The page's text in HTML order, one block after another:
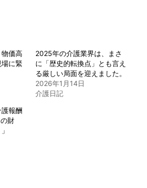
物価高
に緊
2025年の介護業界は、まさ
に「歴史的転換点」とも言え
る厳しい局面を迎えました。
2026年1月14日
介護日記
護報酬
財